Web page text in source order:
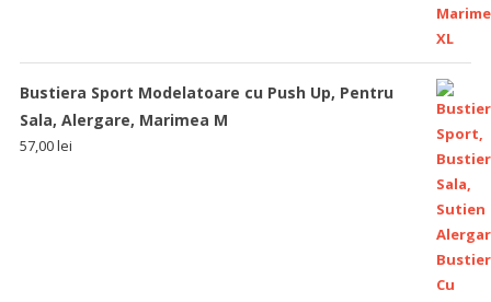
Bustiera Sport Modelatoare cu Push Up, Pentru
Sala, Alergare, Marimea M
57,00lei